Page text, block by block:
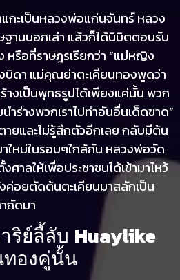
กะเป็นหลวงพ่อแก่นจันทร์ หลวง
านบอกเล่า แล้วก็ได้นิมิตตอบรับ
รือที่ราษฎรเรียกว่า “แม่หญิง
บิดา แม่คุณย่าตะเคียนทองพูดว่า
างเป็นพุทธรูปได้เพียงแค่นั้น พวก
นำร่างพวกเราไปทำอันอื่นเด็ดขาด”
ยและไม่รู้สึกตัวอีกเลย กลับมีต้น
ใหม่ในรอบๆใกล้กัน หลวงพ่อวัด
าลให้เพื่อประชาชนได้เข้ามาไหว้
ค่อยตัดต้นตะเคียนมาสลักเป็น
ถัดมา
ริย์ลี้ลับ Huaylike
ทองคู่นั้น